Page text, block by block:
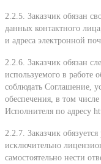
2.2.5. Заказчик обязан
данных контактного
и адреса электронной
2.2.6. Заказчик обязан
используемого в работе
соблюдать Соглашение,
обеспечения, в том
Исполнителя по адресу
2.2.7. Заказчик
исключительно
самостоятельно нести